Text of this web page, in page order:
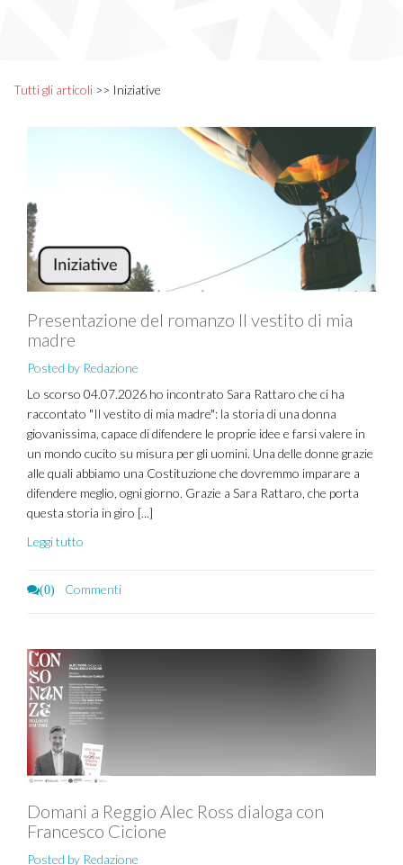
Tutti gli articoli >> Iniziative
Presentazione del romanzo Il vestito di mia
madre
Posted by Redazione
Lo scorso 04.07.2026 ho incontrato Sara Rattaro che ci ha
raccontato "Il vestito di mia madre": la storia di una donna
giovanissima, capace di difendere le proprie idee e farsi valere in
un mondo cucito su misura per gli uomini. Una delle donne grazie
alle quali abbiamo una Costituzione che dovremmo imparare a
difendere meglio, ogni giorno. Grazie a Sara Rattaro, che porta
questa storia in giro [...]
Leggi tutto
(0) Commenti
Domani a Reggio Alec Ross dialoga con
Francesco Cicione
Posted by Redazione